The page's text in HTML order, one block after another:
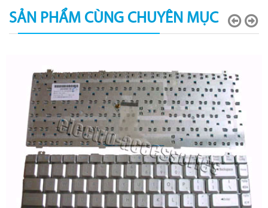
SẢN PHẨM CÙNG CHUYÊN MỤC